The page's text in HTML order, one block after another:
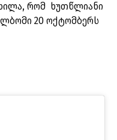
რომ ხუთწლიანი
20 ოქტომბერს